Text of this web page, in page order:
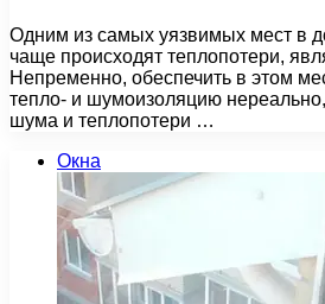
Одним из самых уязвимых мест в
чаще происходят теплопотери,
Непременно, обеспечить в этом
тепло- и шумоизоляцию
шума и теплопотери …
Окна